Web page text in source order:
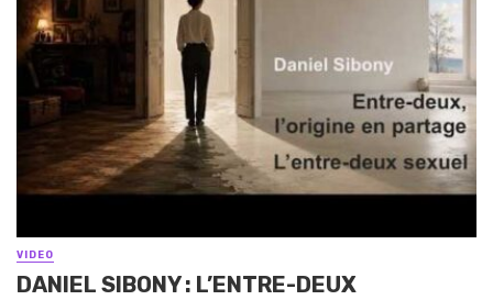
VIDEO
DANIEL SIBONY : L’ENTRE-DEUX